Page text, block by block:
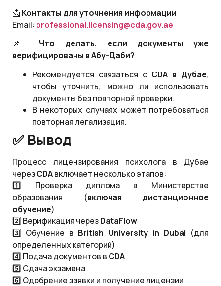
📩 Контакты для уточнения информации
Email: professional.licensing@cda.gov.ae
📌 Что делать, если документы уже
верифицированы в Абу-Даби?
Рекомендуется связаться с CDA в Дубае,
чтобы уточнить, можно ли использовать
документы без повторной проверки.
В некоторых случаях может потребоваться
повторная легализация.
✅ Вывод
Процесс лицензирования психолога в Дубае
черезCDAвключает несколько этапов:
1️⃣ Проверка диплома в Министерстве
образования (включая дистанционное
обучение)
2️⃣ Верификация черезDataFlow
3️⃣ Обучение в British Universityin Dubai (для
определенных категорий)
4️⃣ Подача документов в CDA
5️⃣ Сдача экзамена
6️⃣ Одобрение заявки и получение лицензии